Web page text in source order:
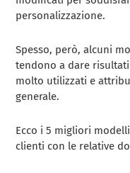
personalizzazione.
Spesso, però, alcuni
tendono a dare
molto utilizzati e
generale.
Ecco i 5 migliori
clienti con le relative